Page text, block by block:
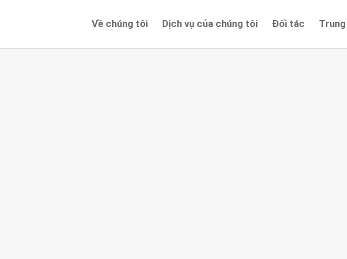
Về chúng tôi Dịch vụ của chúng tôi Đối tác